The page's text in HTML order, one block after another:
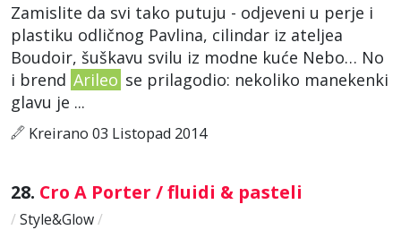
Zamislite da svi tako putuju - odjeveni u perje i
plastiku odličnog Pavlina, cilindar iz ateljea
Boudoir, šuškavu svilu iz modne kuće Nebo… No
i brend Arileo se prilagodio: nekoliko manekenki
glavu je ...
Kreirano 03 Listopad 2014
28. Cro A Porter / fluidi & pasteli
/ Style&Glow/